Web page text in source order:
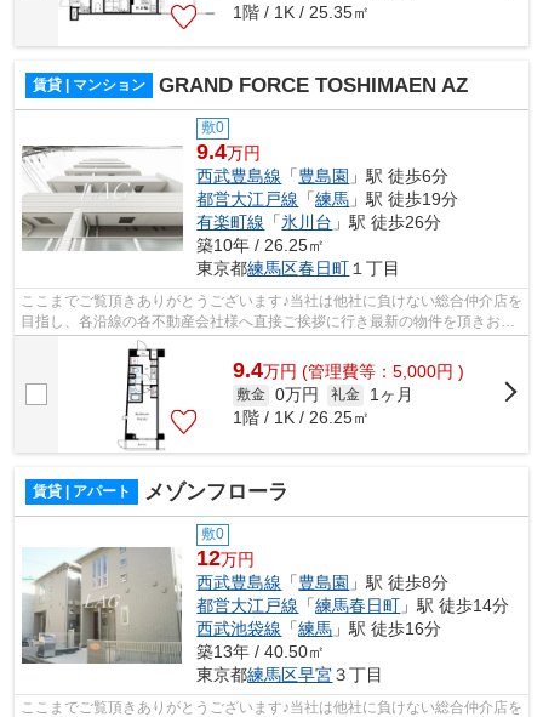
1階 / 1K / 25.35㎡
賃貸 | マンション GRAND FORCE TOSHIMAEN AZ
敷0
9.4万円
西武豊島線 「豊島園 」駅 徒歩6分
都営大江戸線 「練馬 」駅 徒歩19分
有楽町線 「氷川台 」駅 徒歩26分
築10年 / 26.25㎡
東京都練馬区春日町 １丁目
ここまでご覧頂きありがとうございます♪当社は他社に負けない総合仲介店を
目指し、各沿線の各不動産会社様へ直接ご挨拶に行き最新の物件を頂きお客
様へ提供しております！最新の情報は...
9.4万円 (管理費等：5,000円 )
敷金 0万円 礼金
1ヶ月
1階 / 1K / 26.25㎡
賃貸 | アパート メゾンフローラ
敷0
12万円
西武豊島線 「豊島園 」駅 徒歩8分
都営大江戸線 「練馬春日町 」駅 徒歩14分
西武池袋線 「練馬 」駅 徒歩16分
築13年 / 40.50㎡
東京都練馬区早宮３丁目
ここまでご覧頂きありがとうございます♪当社は他社に負けない総合仲介店を